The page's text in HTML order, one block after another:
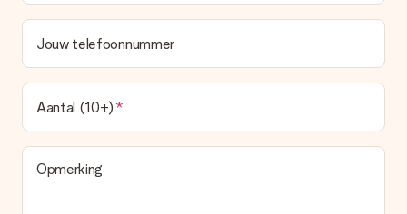
Jouw telefoonnummer
Aantal (10+)
Opmerking